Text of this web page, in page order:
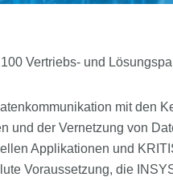
Vertriebs- und
mit den
und der Vernetzung von
Applikationen und
Voraussetzung, die